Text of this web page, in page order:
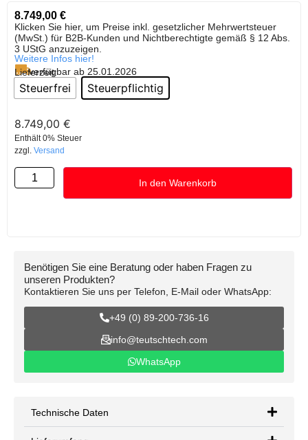
8.749,00 €
Klicken Sie hier, um Preise inkl. gesetzlicher Mehrwertsteuer
(MwSt.) für B2B-Kunden und Nichtberechtigte gemäß § 12 Abs.
3 UStG anzuzeigen.
Weitere Infos hier!
verfügbar ab 25.01.2026
Lieferzeit:
Steuerfrei Steuerpflichtig
8.749,00 €
Enthält 0% Steuer
zzgl. Versand
In den Warenkorb
Technische Daten
Benötigen Sie eine Beratung oder haben Fragen zu
unseren Produkten?
Kontaktieren Sie uns per Telefon, E-Mail oder WhatsApp:
+49 (0) 89-200-736-16
info@teutschtech.com
WhatsApp